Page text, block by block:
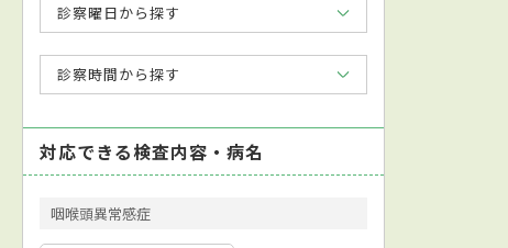
診察曜日から探す
診察時間から探す
対応できる検査内容・病名
咽喉頭異常感症